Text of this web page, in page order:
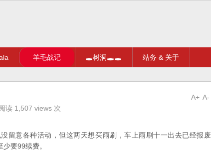
羊毛战记 🕳树洞🕳🕳 站务 & 关于
A-
A+
读 1,507 views 次
留意各种活动，但这两天想买雨刷，车上雨刷十一出去已经报废
要99续费。